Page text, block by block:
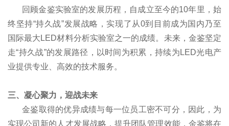
回顾金鉴实验室的发展历程，自成立至今的10年里，始
终坚持“持久战”发展战略，实现了从0到目前成为国内乃至
国际最大LED材料分析实验室之一的成绩。未来，金鉴坚定
走“持久战”的发展路径，以时间为积累，持续为LED光电产
业提供专业、高效的技术服务。
三、凝心聚力，迎战未来
金鉴取得的优异成绩与每一位员工密不可分，因此，为
实现公司新的人才发展战略，提升团队管理效能，金鉴将在